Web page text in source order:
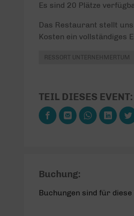
Es sind 20 Plätze
Das Restaurant stellt
Kosten ein vollständiges
RESSORT UNTERNEHMERTUM
TEIL DIESES EVENT:
Buchung:
Buchungen sind für